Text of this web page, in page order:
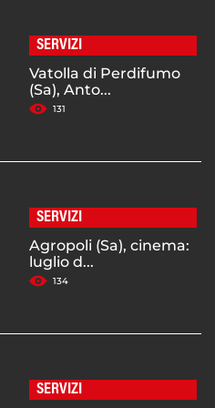
SERVIZI
Vatolla di Perdifumo
(Sa), Anto...
131
SERVIZI
Agropoli (Sa), cinema:
luglio d...
134
SERVIZI